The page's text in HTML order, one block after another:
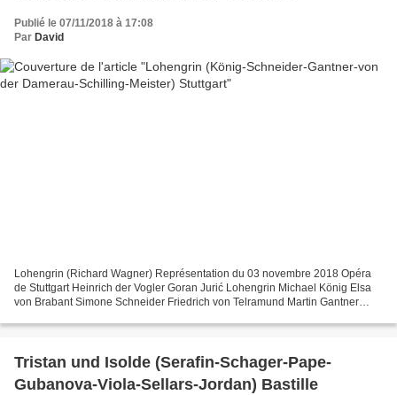
Publié le 07/11/2018 à 17:08
Par David
Lohengrin (Richard Wagner) Représentation du 03 novembre 2018 Opéra
de Stuttgart Heinrich der Vogler Goran Jurić Lohengrin Michael König Elsa
von Brabant Simone Schneider Friedrich von Telramund Martin Gantner
Tristan und Isolde (Serafin-Schager-Pape-
Gubanova-Viola-Sellars-Jordan) Bastille